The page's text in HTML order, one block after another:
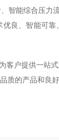
智能综合压力
良、智能可
客户提供一站
质的产品和良